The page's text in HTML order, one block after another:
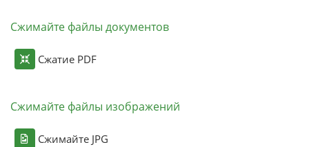
Сжимайте файлы документов
Сжатие PDF
Сжимайте файлы изображений
Сжимайте JPG